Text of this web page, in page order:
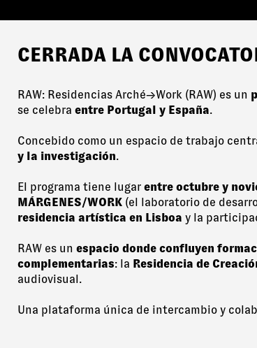
CERRADA LA
RAW: Residencias Arché→Work (RAW) es un
se celebra entre Portugal y España.
Concebido como un espacio de trabajo
y la investigación.
El programa tiene lugar entre octubre y
MÁRGENES/WORK (el laboratorio de
residencia artística en Lisboa y la
RAW es un espacio donde confluyen
complementarias: la Residencia de
audiovisual.
Una plataforma única de intercambio y